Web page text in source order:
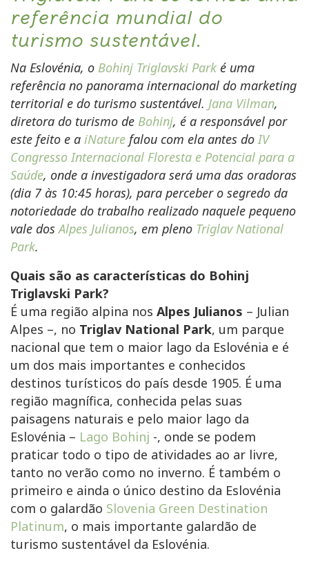
referência mundial do
turismo sustentável.
Na Eslovénia, o Bohinj Triglavski Park é uma
referência no panorama internacional do marketing
territorial e do turismo sustentável. Jana Vilman,
diretora do turismo de Bohinj, é a responsável por
este feito e a iNature falou com ela antes doIV
Congresso Internacional Floresta e Potencial para a
Saúde, onde a investigadora será uma das oradoras
(dia 7 às 10:45 horas), para perceber o segredo da
notoriedade do trabalho realizado naquele pequeno
vale dosAlpes Julianos, em pleno Triglav National
Park.
Quais são as características do Bohinj
Triglavski Park?
É uma região alpina nos Alpes Julianos – Julian
Alpes –, no Triglav National Park, um parque
nacional que tem o maior lago da Eslovénia e é
um dos mais importantes e conhecidos
destinos turísticos do país desde 1905. É uma
região magnífica, conhecida pelas suas
paisagens naturais e pelo maior lago da
Eslovénia – Lago Bohinj -, onde se podem
praticar todo o tipo de atividades ao ar livre,
tanto no verão como no inverno. É também o
primeiro e ainda o único destino da Eslovénia
com o galardão Slovenia Green Destination
Platinum, o mais importante galardão de
turismo sustentável da Eslovénia.